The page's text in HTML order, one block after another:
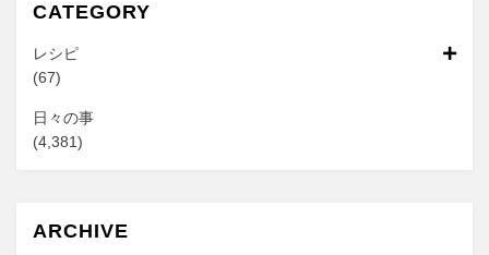
CATEGORY
レシピ
(67)
日々の事
(4,381)
ARCHIVE